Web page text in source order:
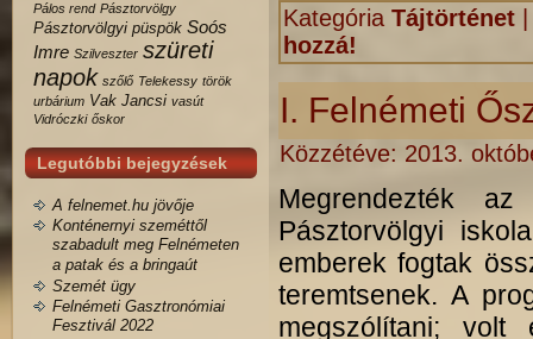
Pálos rend Pásztorvölgy
Pásztorvölgyi püspök Soós
Imre Szilveszter szüreti
napok szőlő Telekessy török
urbárium Vak Jancsi vasút
Vidróczki őskor
Legutóbbi bejegyzések
A felnemet.hu jövője
Konténernyi szeméttől
szabadult meg Felnémeten
a patak és a bringaút
Szemét ügy
Felnémeti Gasztronómiai
Fesztivál 2022
Kategória Tájtörténet
hozzá!
I. Felnémeti
Közzétéve: 2013.
Megrendezték
Pásztorvölgyi
emberek fogtak
teremtsenek. A
megszólítani;